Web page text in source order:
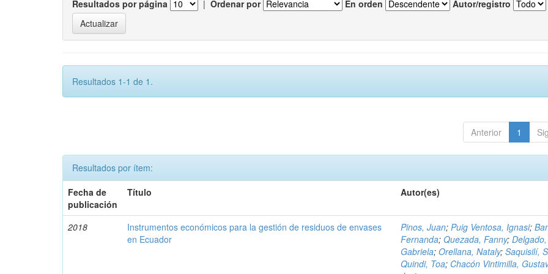
Resultados por página | Ordenar por En orden Autor/registro
Resultados 1-1 de 1.
Anterior 1
Resultados por ítem:
Fecha de
publicación
Título Autor(es)
2018
Instrumentos económicos para la gestión de residuos de envases
en Ecuador
Pinos, Juan;Puig Ventosa, Ignasi;
Fernanda;Quezada, Fanny;Delgado,
Gabriela;Orellana, Nataly;Saquisilí,
Quindi, Toa; Chacón Vintimilla,